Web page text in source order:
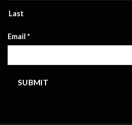
Last
Email *
SUBMIT